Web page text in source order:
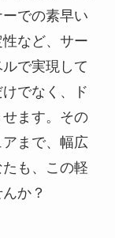
での素早い
など、サー
で実現して
でなく、ド
ます。その
まで、幅広
も、この軽
か？